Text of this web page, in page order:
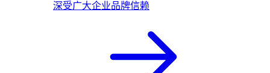
深受广大企业品牌信赖